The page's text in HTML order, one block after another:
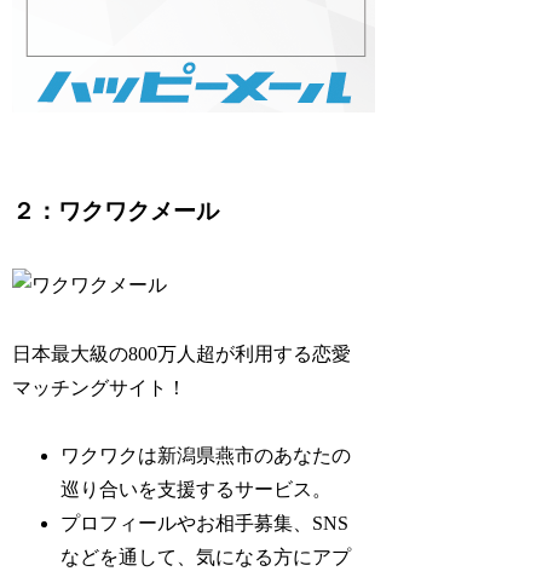
２：ワクワクメール
日本最大級の800万人超が利用する恋愛
マッチングサイト！
ワクワクは新潟県燕市のあなたの
巡り合いを支援するサービス。
プロフィールやお相手募集、SNS
などを通して、気になる方にアプ